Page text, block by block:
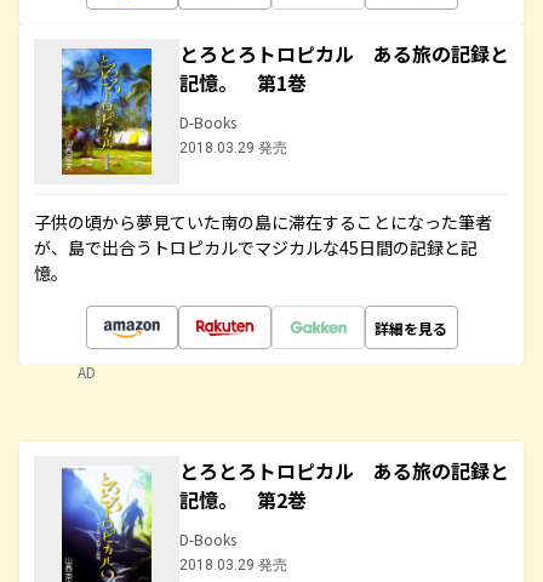
とろとろトロピカル ある旅の記録と
記憶。 第1巻
D-Books
2018.03.29 発売
子供の頃から夢見ていた南の島に滞在することになった筆者
が、島で出合うトロピカルでマジカルな45日間の記録と記
憶。
詳細を見る
AD
とろとろトロピカル ある旅の記録と
記憶。 第2巻
D-Books
2018.03.29 発売